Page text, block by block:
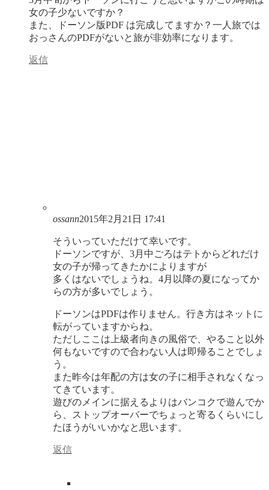
女の子少ないですか？
また、ドーソン版PDF は完成してますか？一人旅では
おっさんのPDFがないと旅が非効率になります。
返信
ossann2015年2月21日 17:41
そういっていただけて幸いです。
ドーソンですが、3月中ごろはテトからどれだけ
女の子が帰ってきたかによりますが
多くはないでしょうね。4月以降の夏になってか
らの方が多いでしょう。
ドーソンはPDFは作りません。行き方はネットに
転がっていますからね。
ただしここは上級者向きの風俗で、やること以外
何もないですので合わない人は即帰ることでしょ
う。
また昨今は年配の方は女の子に相手されなくなっ
てきています。
遊びのメインに据えるよりはバンコクで遊んでか
ら、ストップオーバーでちょっと寄るくらいにし
たほうがいいかなと思います。
返信